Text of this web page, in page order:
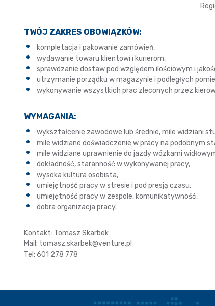
TWÓJ ZAKRES OBOWIĄZKÓW:
kompletacja i pakowanie zamówień,
wydawanie towaru klientowi i kurierom,
sprawdzanie dostaw pod względem ilościowym i
utrzymanie porządku w magazynie i podległych
wykonywanie wszystkich prac zleconych przez
WYMAGANIA:
wykształcenie zawodowe lub średnie, mile widziani
mile widziane doświadczenie w pracy na podobnym
mile widziane uprawnienie do jazdy wózkami
dokładność, staranność w wykonywanej pracy,
wysoka kultura osobista,
umiejętność pracy w stresie i pod presją czasu,
umiejętność pracy w zespole, komunikatywność,
dobra organizacja pracy.
Kontakt: Tomasz Skarbek
Mail: tomasz.skarbek@venture.pl
Tel: 601 278 778